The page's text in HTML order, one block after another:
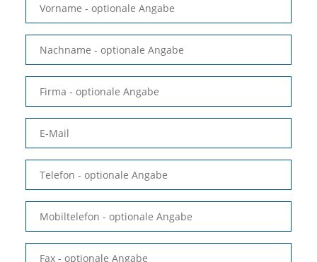
Vorname - optionale Angabe
Nachname - optionale Angabe
Firma - optionale Angabe
E-Mail
Telefon - optionale Angabe
Mobiltelefon - optionale Angabe
Fax - optionale Angabe